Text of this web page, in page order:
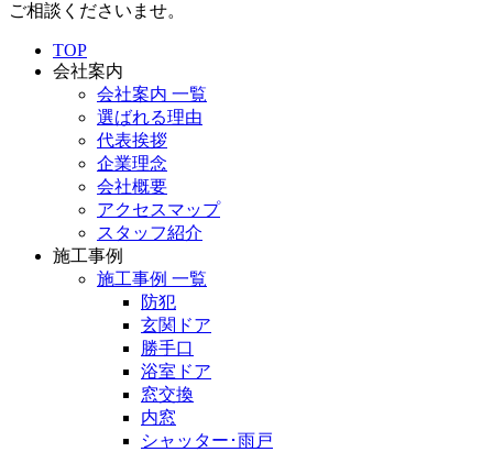
ご相談くださいませ。
TOP
会社案内
会社案内 一覧
選ばれる理由
代表挨拶
企業理念
会社概要
アクセスマップ
スタッフ紹介
施工事例
施工事例 一覧
防犯
玄関ドア
勝手口
浴室ドア
窓交換
内窓
シャッター･雨戸